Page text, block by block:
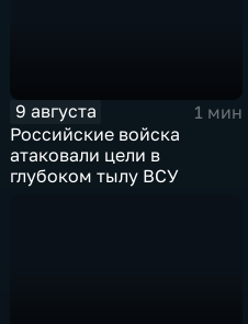
9 августа
1 мин
Российские войска
атаковали цели в
глубоком тылу ВСУ